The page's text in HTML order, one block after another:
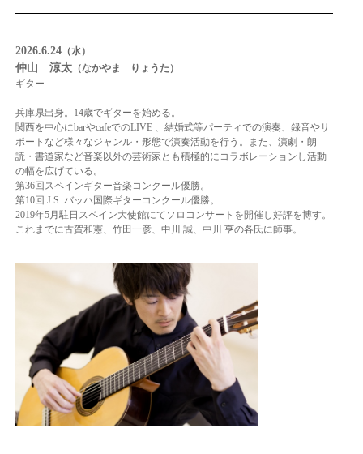
2026.6.24（水）
仲山 涼太（なかやま りょうた）
ギター
兵庫県出身。14歳でギターを始める。
関西を中心にbarやcafeでのLIVE 、結婚式等パーティでの演奏、録音やサ
ポートなど様々なジャンル・形態で演奏活動を行う。また、演劇・朗
読・書道家など音楽以外の芸術家とも積極的にコラボレーションし活動
の幅を広げている。
第36回スペインギター音楽コンクール優勝。
第10回 J.S. バッハ国際ギターコンクール優勝。
2019年5月駐日スペイン大使館にてソロコンサートを開催し好評を博す。
これまでに古賀和憲、竹田一彦、中川 誠、中川 亨の各氏に師事。